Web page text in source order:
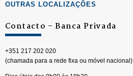
OUTRAS LOCALIZAÇÕES
Contacto – Banca Privada
+351 217 202 020
(chamada para a rede fixa ou móvel nacional)